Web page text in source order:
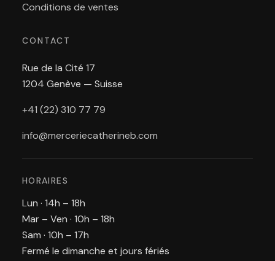
Conditions de ventes
CONTACT
Rue de la Cité 17
1204 Genève — Suisse
+41 (22) 310 77 79
info@merceriecatherineb.com
HORAIRES
Lun · 14h – 18h
Mar – Ven · 10h – 18h
Sam · 10h – 17h
Fermé le dimanche et jours fériés